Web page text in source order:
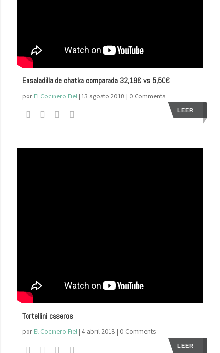
Ensaladilla de chatka comparada 32,19€ vs 5,50€
por El Cocinero Fiel| 13 agosto 2018 | 0 Comments
LEER
Tortellini caseros
por El Cocinero Fiel| 4 abril 2018 | 0 Comments
LEER